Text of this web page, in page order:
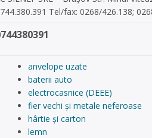
Tel/fax: 0268/426.138;
anvelope uzate
baterii auto
electrocasnice (DEEE)
fier vechi și metale neferoase
hârtie și carton
lemn